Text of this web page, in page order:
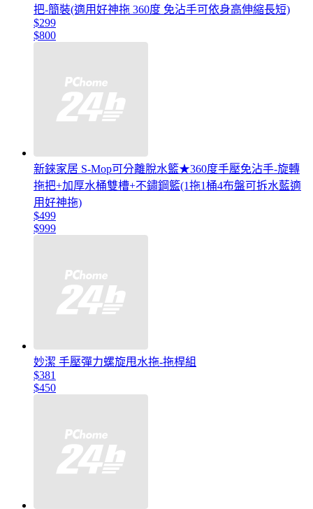
把-簡裝(適用好神拖 360度 免沾手可依身高伸縮長短)
$299
$800
新錸家居 S-Mop可分離脫水籃★360度手壓免沾手-旋轉
拖把+加厚水桶雙槽+不鏽鋼籃(1拖1桶4布盤可拆水藍適
用好神拖)
$499
$999
妙潔 手壓彈力螺旋甩水拖-拖桿組
$381
$450